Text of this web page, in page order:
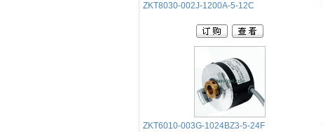
ZKT8030-002J-1200A-5-12C
ZKT6010-003G-1024BZ3-5-24F